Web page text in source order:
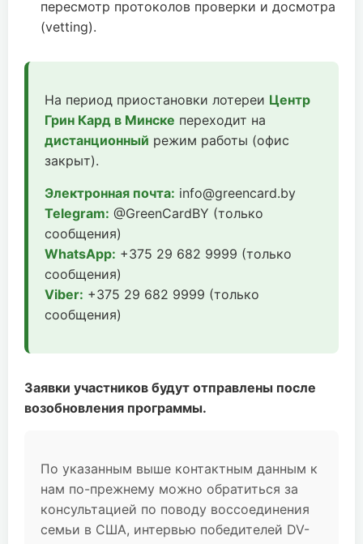
пересмотр протоколов проверки и досмотра
(vetting).
На период приостановки лотереи Центр
Грин Кард в Минске переходит на
дистанционный режим работы (офис
закрыт).
Электронная почта: info@greencard.by
Telegram: @GreenCardBY (только
сообщения)
WhatsApp: +375 29 682 9999 (только
сообщения)
Viber: +375 29 682 9999 (только
сообщения)
Заявки участников будут отправлены после
возобновления программы.
По указанным выше контактным данным к
нам по-прежнему можно обратиться за
консультацией по поводу воссоединения
семьи в США, интервью победителей DV-